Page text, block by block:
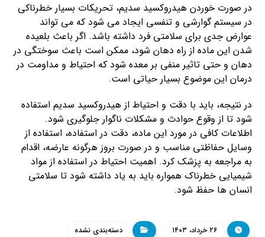
در صورت خوردن هیدروکسید سدیم، تحریکات بسیار خطرناکی
در سیستم گوارشی و تنفسی ایجاد می شود که می تواند
عوارض جدی برای سلامتی فرد داشته باشد. اگر باعث بلعیده
شدن این ماده از راه دهان شود، ممکن است باعث سوختگی در
دهان و حتی تاثیر منفی بر معده شود که احتیاط و مداومت در
درمان این موضوع بسیار حیاتی است.
در نتیجه، باید با دقت و احتیاط از هیدروکسید سدیم استفاده
شود تا از وقوع حوادث و مشکلات ناگوار جلوگیری شود.
اطلاعات کافی در مورد این ماده، دقت در استفاده، استفاده از
وسایل حفاظتی مناسب و در صورت بروز هرگونه عارضه، اقدام
به مراجعه به پزشک کرد. اهمیت احتیاط در استفاده از مواد
شیمیایی خطرناک همواره باید به یاد داشته شود تا سلامتی
انسان ها حفظ شود.
۲۶ خرداد، ۱۴۰۳ دسته‌بندی نشده